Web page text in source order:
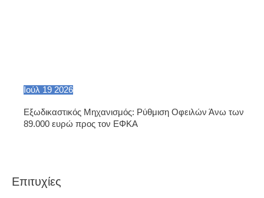
Ιούλ 19 2026
Εξωδικαστικός Μηχανισμός: Ρύθμιση Οφειλών Άνω των
89.000 ευρώ προς τον ΕΦΚΑ
Επιτυχίες